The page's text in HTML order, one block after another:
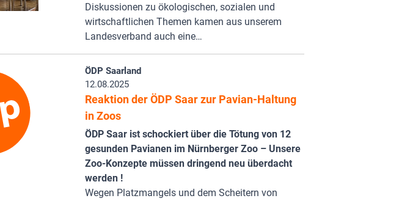
Diskussionen zu ökologischen, sozialen und
wirtschaftlichen Themen kamen aus unserem
Landesverband auch eine…
ÖDP Saarland
12.08.2025
Reaktion der ÖDP Saar zur Pavian-Haltung
in Zoos
ÖDP Saar ist schockiert über die Tötung von 12
gesunden Pavianen im Nürnberger Zoo – Unsere
Zoo-Konzepte müssen dringend neu überdacht
werden !
Wegen Platzmangels und dem Scheitern von